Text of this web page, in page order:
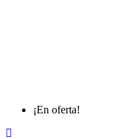
¡En oferta!